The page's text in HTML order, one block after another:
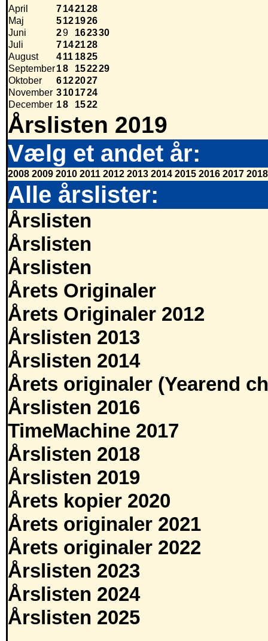
April
7142128
Maj
5121926
Juni
29 162330
Juli
7142128
August
411 1825
September18 152229
Oktober
6122027
November 3101724
December 18 1522
Årslisten 2019
Vælg et andet år:
2008 2009 2010 2011 2012 2013 2014 2015 2016 2017 2018
Alle årslister:
Årslisten
Årslisten
Årslisten
Årets Originaler
Årets Originaler 2012
Årslisten 2013
Årslisten 2014
Årets originaler (Yearend
Årslisten 2016
TimeMachine 2017
Årslisten 2018
Årslisten 2019
Årets kopier 2020
Årets originaler 2021
Årets originaler 2022
Årslisten 2023
Årslisten 2024
Årslisten 2025